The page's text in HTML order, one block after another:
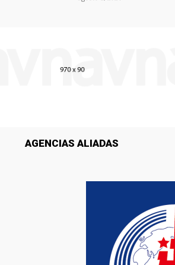
AGENCIAS ALIADAS